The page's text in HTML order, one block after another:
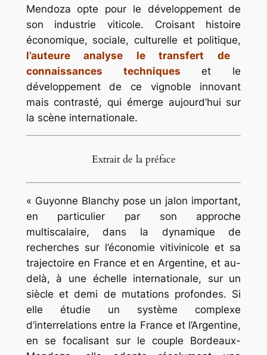
Mendoza opte pour le développement de
son industrie viticole. Croisant histoire
économique, sociale, culturelle et politique,
l’auteure analyse le transfert de
connaissances techniques et le
développement de ce vignoble innovant
mais contrasté, qui émerge aujourd’hui sur
la scène internationale.
Extrait de la préface
« Guyonne Blanchy pose un jalon important,
en particulier par son approche
multiscalaire, dans la dynamique de
recherches sur l’économie vitivinicole et sa
trajectoire en France et en Argentine, et au-
delà, à une échelle internationale, sur un
siècle et demi de mutations profondes. Si
elle étudie un système complexe
d’interrelations entre la France et l’Argentine,
en se focalisant sur le couple Bordeaux-